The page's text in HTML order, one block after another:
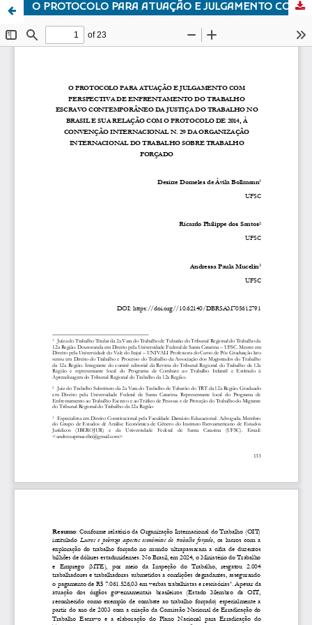
O PROTOCOLO PARA ATUAÇÃO E JULGAMENTO COM PERSPECTIVA DE ENFRENTAMENTO DO TRABALHO ESCRAVO CONTEMPORÂNEO DA JUSTIÇA DO TRABALHO NO BRASIL E SUA RELAÇÃO COM O PROTOCOLO DE 2014, À CONVENÇÃO INTERNACIONAL N. 29 DA ORGANIZAÇÃO INTERNACIONAL DO TRABALHO SOBRE